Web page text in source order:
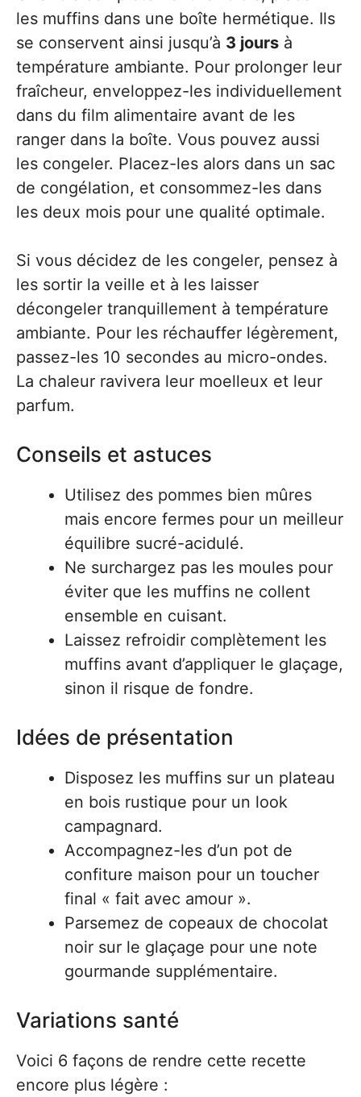
les muffins dans une boîte hermétique. Ils
se conservent ainsi jusqu’à 3 jours à
température ambiante. Pour prolonger leur
fraîcheur, enveloppez-les individuellement
dans du film alimentaire avant de les
ranger dans la boîte. Vous pouvez aussi
les congeler. Placez-les alors dans un sac
de congélation, et consommez-les dans
les deux mois pour une qualité optimale.
Si vous décidez de les congeler, pensez à
les sortir la veille et à les laisser
décongeler tranquillement à température
ambiante. Pour les réchauffer légèrement,
passez-les 10 secondes au micro-ondes.
La chaleur ravivera leur moelleux et leur
parfum.
Conseils et astuces
Utilisez des pommes bien mûres
mais encore fermes pour un meilleur
équilibre sucré-acidulé.
Ne surchargez pas les moules pour
éviter que les muffins ne collent
ensemble en cuisant.
Laissez refroidir complètement les
muffins avant d’appliquer le glaçage,
sinon il risque de fondre.
Idées de présentation
Disposez les muffins sur un plateau
en bois rustique pour un look
campagnard.
Accompagnez-les d’un pot de
confiture maison pour un toucher
final « fait avec amour ».
Parsemez de copeaux de chocolat
noir sur le glaçage pour une note
gourmande supplémentaire.
Variations santé
Voici 6 façons de rendre cette recette
encore plus légère :